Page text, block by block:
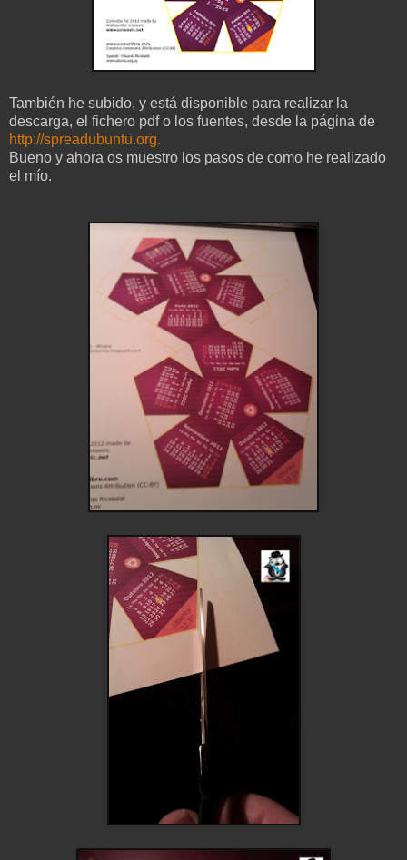
También he subido, y está disponible para realizar la
descarga, el fichero pdf o los fuentes, desde la página de
http://spreadubuntu.org.
Bueno y ahora os muestro los pasos de como he realizado
el mío.